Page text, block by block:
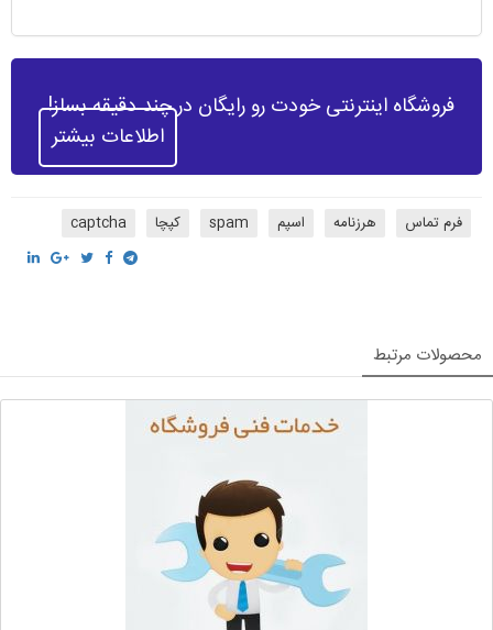
فروشگاه اینترنتی خودت رو رایگان در چند دقیقه بساز!
اطلاعات بیشتر
فرم تماس هرزنامه اسپم spam کپچا captcha
محصولات مرتبط